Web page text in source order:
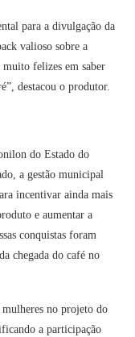
para a divulgação da
valioso sobre a
felizes em saber
destacou o produtor.
do Estado do
a gestão municipal
incentivar ainda mais
e aumentar a
conquistas foram
chegada do café no
no projeto do
a participação